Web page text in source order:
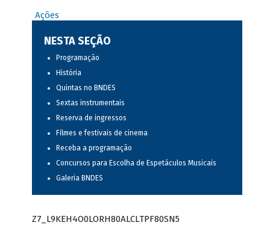
Ações
NESTA SEÇÃO
Programação
História
Quintas no BNDES
Sextas instrumentais
Reserva de ingressos
Filmes e festivais de cinema
Receba a programação
Concursos para Escolha de Espetáculos Musicais
Galeria BNDES
Z7_L9KEH4O0LORH80ALCLTPF80SN5